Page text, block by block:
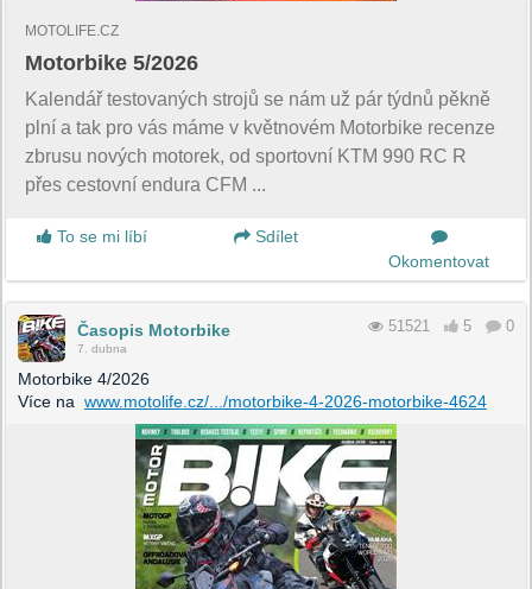
MOTOLIFE.CZ
Motorbike 5/2026
Kalendář testovaných strojů se nám už pár týdnů pěkně
plní a tak pro vás máme v květnovém Motorbike recenze
zbrusu nových motorek, od sportovní KTM 990 RC R
přes cestovní endura CFM ...
To se mi líbí
Sdílet
Okomentovat
Časopis Motorbike
7. dubna
51521 5 0
Motorbike 4/2026
Více na www.motolife.cz/.../motorbike-4-2026-motorbike-4624